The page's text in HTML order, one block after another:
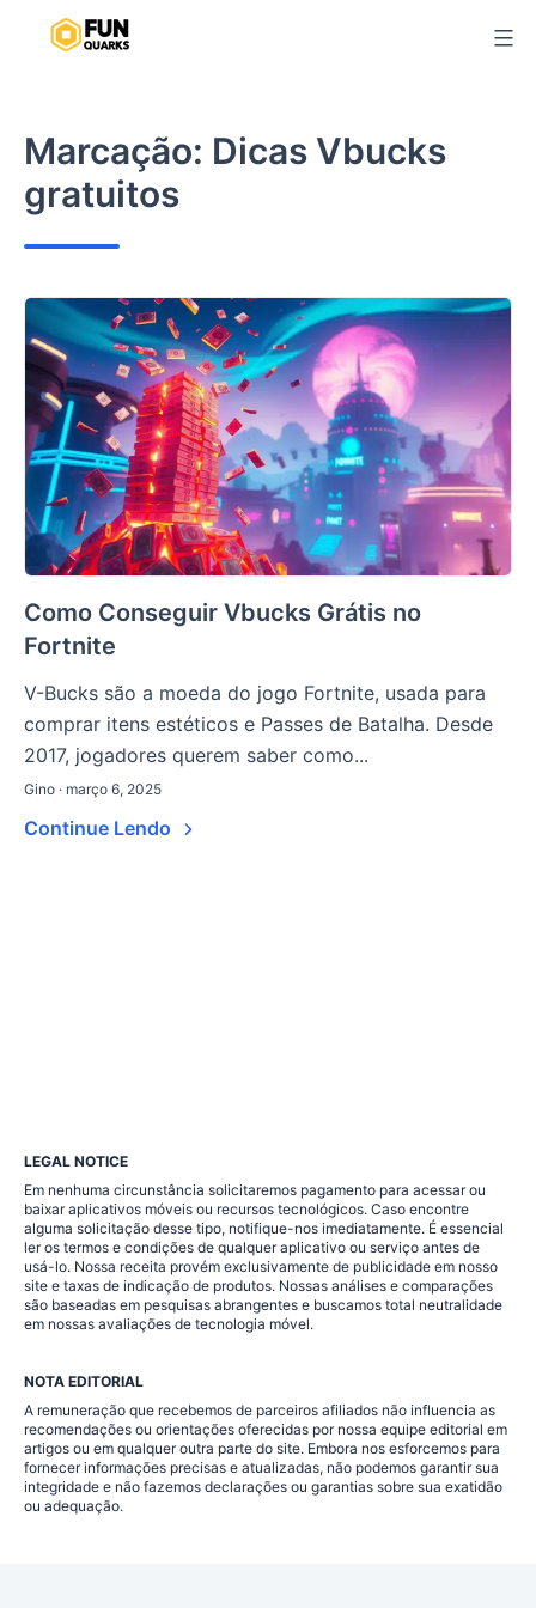
Marcação: Dicas Vbucks
gratuitos
Como Conseguir Vbucks Grátis no
Fortnite
V-Bucks são a moeda do jogo Fortnite, usada para
comprar itens estéticos e Passes de Batalha. Desde
2017, jogadores querem saber como...
Gino · março 6, 2025
Continue Lendo
LEGAL NOTICE
Em nenhuma circunstância solicitaremos pagamento para acessar ou
baixar aplicativos móveis ou recursos tecnológicos. Caso encontre
alguma solicitação desse tipo, notifique-nos imediatamente. É essencial
ler os termos e condições de qualquer aplicativo ou serviço antes de
usá-lo. Nossa receita provém exclusivamente de publicidade em nosso
site e taxas de indicação de produtos. Nossas análises e comparações
são baseadas em pesquisas abrangentes e buscamos total neutralidade
em nossas avaliações de tecnologia móvel.
NOTA EDITORIAL
A remuneração que recebemos de parceiros afiliados não influencia as
recomendações ou orientações oferecidas por nossa equipe editorial em
artigos ou em qualquer outra parte do site. Embora nos esforcemos para
fornecer informações precisas e atualizadas, não podemos garantir sua
integridade e não fazemos declarações ou garantias sobre sua exatidão
ou adequação.